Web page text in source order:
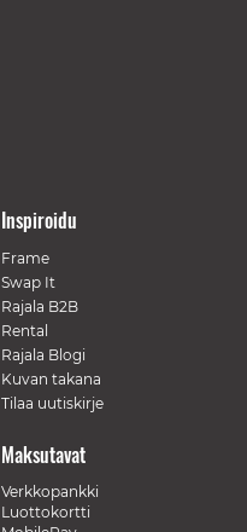
Inspiroidu
Frame
Swap It
Rajala B2B
Rental
Rajala Blogi
Kuvan takana
Tilaa uutiskirje
Maksutavat
Verkkopankki
Luottokortti